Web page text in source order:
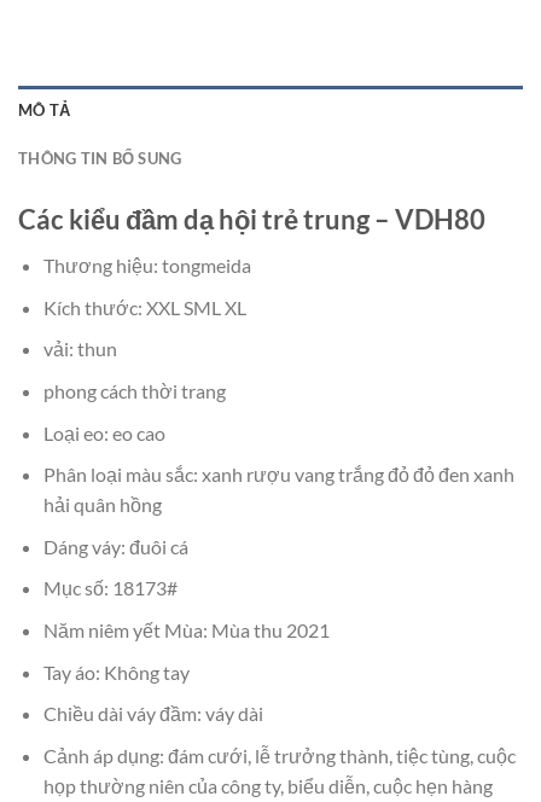
MÔ TẢ
THÔNG TIN BỔ SUNG
Các kiểu đầm dạ hội trẻ trung – VDH80
Thương hiệu: tongmeida
Kích thước: XXL SML XL
vải: thun
phong cách thời trang
Loại eo: eo cao
Phân loại màu sắc: xanh rượu vang trắng đỏ đỏ đen xanh
hải quân hồng
Dáng váy: đuôi cá
Mục số: 18173#
Năm niêm yết Mùa: Mùa thu 2021
Tay áo: Không tay
Chiều dài váy đầm: váy dài
Cảnh áp dụng: đám cưới, lễ trưởng thành, tiệc tùng, cuộc
họp thường niên của công ty, biểu diễn, cuộc hẹn hàng